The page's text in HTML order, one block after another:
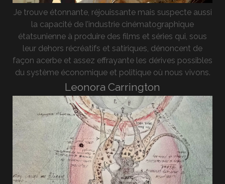
Je trouve étonnante, réjouissante mais suspecte aussi
la capacité de l’industrie cinématographique
étatsunienne à produire des films et séries qui, sous
leur dehors récréatifs et satiriques, dénoncent de
façon acerbe et assez effrayante les dérives possibles
du système économique et politique où nous vivons.
Leonora Carrington